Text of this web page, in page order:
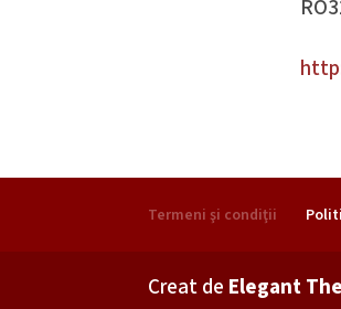
Termeni şi condiţii
Creat de Elegant